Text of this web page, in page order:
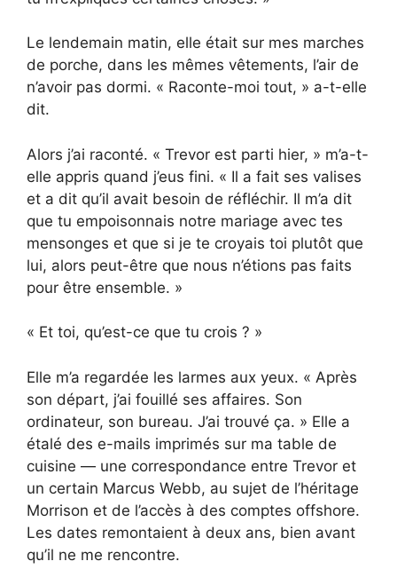
Le lendemain matin, elle était sur mes marches
de porche, dans les mêmes vêtements, l’air de
n’avoir pas dormi. « Raconte-moi tout, » a-t-elle
dit.
Alors j’ai raconté. « Trevor est parti hier, » m’a-t-
elle appris quand j’eus fini. « Il a fait ses valises
et a dit qu’il avait besoin de réfléchir. Il m’a dit
que tu empoisonnais notre mariage avec tes
mensonges et que si je te croyais toi plutôt que
lui, alors peut-être que nous n’étions pas faits
pour être ensemble. »
« Et toi, qu’est-ce que tu crois ? »
Elle m’a regardée les larmes aux yeux. « Après
son départ, j’ai fouillé ses affaires. Son
ordinateur, son bureau. J’ai trouvé ça. » Elle a
étalé des e-mails imprimés sur ma table de
cuisine — une correspondance entre Trevor et
un certain Marcus Webb, au sujet de l’héritage
Morrison et de l’accès à des comptes offshore.
Les dates remontaient à deux ans, bien avant
qu’il ne me rencontre.